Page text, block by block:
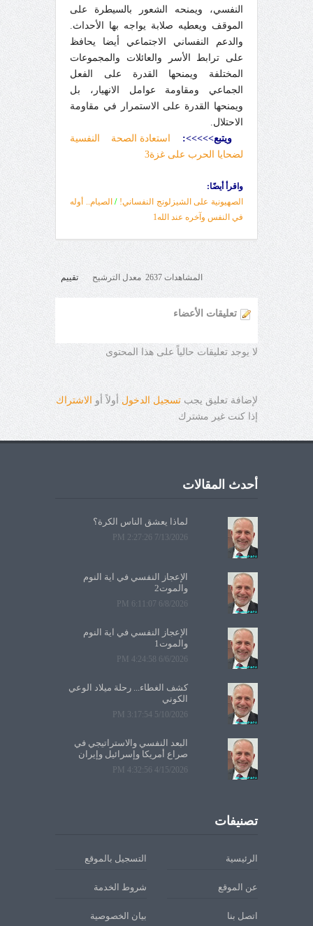
النفسي، ويمنحه الشعور بالسيطرة على
الموقف ويعطيه صلابة يواجه بها الأحداث.
والدعم النفساني الاجتماعي أيضا يحافظ
على ترابط الأسر والعائلات والمجموعات
المختلفة ويمنحها القدرة على الفعل
الجماعي ومقاومة عوامل الانهيار، بل
ويمنحها القدرة على الاستمرار في مقاومة
الاحتلال.
ويتبع>>>>>
:
استعادة الصحة النفسية
لضحايا الحرب على غزة3
واقرأ أيضًا:
الصهيونية على الشيزلونج النفساني! / الصيام.. أوله
في النفس وآخره عند الله1
المشاهدات 2637 معدل الترشيح تقييم
تعليقات الأعضاء
لا يوجد تعليقات حالياً على هذا المحتوى
لإضافة تعليق يجبتسجيل الدخول أولاً أو
الاشتراك
إذا كنت غير مشترك
أحدث المقالات
لماذا يعشق الناس الكرة؟
7/13/2026 2:27:26 PM
الإعجاز النفسي في آية النوم
والموت2
6/8/2026 6:11:07 PM
الإعجاز النفسي في آية النوم
والموت1
6/6/2026 4:24:58 PM
كشف الغطاء... رحلة ميلاد الوعي
الكوني
5/10/2026 3:17:54 PM
البعد النفسي والاستراتيجي في
صراع أمريكا وإسرائيل وإيران
4/15/2026 4:32:56 PM
تصنيفات
الرئيسية التسجيل بالموقع
عن الموقع شروط الخدمة
اتصل بنا بيان الخصوصية